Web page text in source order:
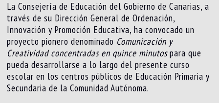
La Consejería de Educación del Gobierno de Canarias, a
través de su Dirección General de Ordenación,
Innovación y Promoción Educativa, ha convocado un
proyecto pionero denominado Comunicación y
Creatividad concentradas en quince minutospara que
pueda desarrollarse a lo largo del presente curso
escolar en los centros públicos de Educación Primaria y
Secundaria de la Comunidad Autónoma.